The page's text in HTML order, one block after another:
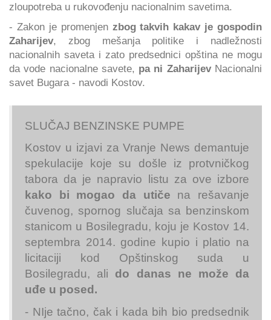
zloupotreba u rukovođenju nacionalnim savetima.
- Zakon je promenjen zbog takvih kakav je gospodin
Zaharijev, zbog mešanja politike i nadležnosti
nacionalnih saveta i zato predsednici opština ne mogu
da vode nacionalne savete, pa ni ZaharijevNacionalni
savet Bugara - navodi Kostov.
SLUČAJ BENZINSKE PUMPE
Kostov u izjavi za Vranje News demantuje
spekulacije koje su došle iz protvničkog
tabora da je napravio listu za ove izbore
kako bi mogao da utiče na rešavanje
čuvenog, spornog slučaja sa benzinskom
stanicom u Bosilegradu, koju je Kostov 14.
septembra 2014. godine kupio i platio na
licitaciji kod Opštinskog suda u
Bosilegradu, ali do danas ne može da
uđe u posed.
- NIje tačno, čak i kada bih bio predsednik